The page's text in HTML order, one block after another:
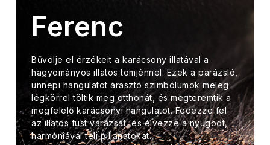
Lakástextil
Háztartás
Hobbi és kert
Ferenc
Bűvölje el érzékeit a karácsony illatával a
hagyományos illatos tömjénnel. Ezek a parázsló,
ünnepi hangulatot árasztó szimbólumok meleg
légkörrel töltik meg otthonát, és megteremtik a
megfelelő karácsonyi hangulatot. Fedezze fel
az illatos füst varázsát, és élvezze a nyugodt,
harmóniával teli pillanatokat.